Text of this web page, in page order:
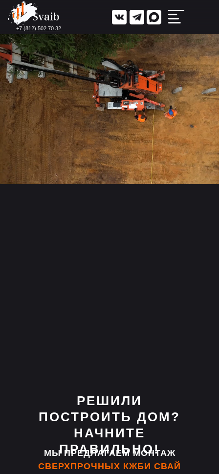
+7 (812) 502 70 32
МЫ ПРЕДЛАГАЕМ МОНТАЖ
СВЕРХПРОЧНЫХ КЖБИ СВАЙ
РЕШИЛИ
ПОСТРОИТЬ ДОМ?
НАЧНИТЕ
ПРАВИЛЬНО!